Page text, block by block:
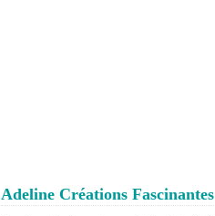
Adeline Créations Fascinantes